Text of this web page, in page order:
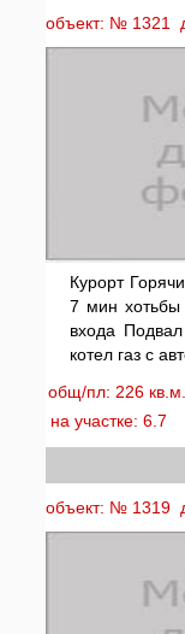
объект: № 1321
Курорт
7 мин хотьбы
входа
котел газ с
общ/пл: 226
на участке: 6.7
объект: № 1319